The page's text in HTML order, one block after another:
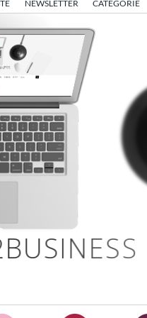
NEWSLETTER CATEGORIE
BUSINESS